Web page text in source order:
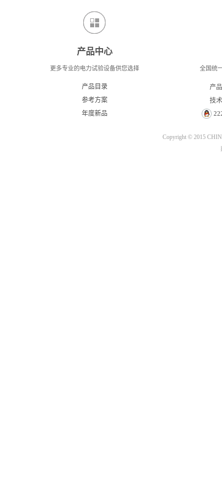
产品中心
更多专业的电力试验设备供您选择
产品目录
参考方案
年度新品
全国统
产
技
Copyright © 2015